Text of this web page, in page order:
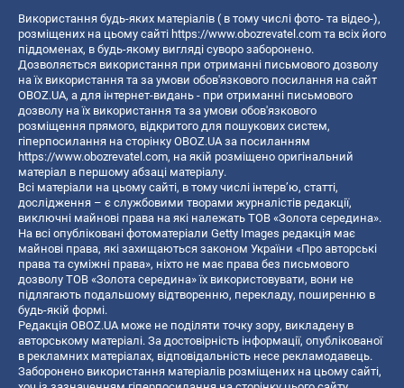
Використання будь-яких матеріалів ( в тому числі фото- та відео-),
розміщених на цьому сайті https://www.obozrevatel.com та всіх його
піддоменах, в будь-якому вигляді суворо заборонено.
Дозволяється використання при отриманні письмового дозволу
на їх використання та за умови обов'язкового посилання на сайт
OBOZ.UA, а для інтернет-видань - при отриманні письмового
дозволу на їх використання та за умови обов'язкового
розміщення прямого, відкритого для пошукових систем,
гіперпосилання на сторінку OBOZ.UA за посиланням
https://www.obozrevatel.com, на якій розміщено оригінальний
матеріал в першому абзаці матеріалу.
Всі матеріали на цьому сайті, в тому числі інтерв’ю, статті,
дослідження – є службовими творами журналістів редакції,
виключні майнові права на які належать ТОВ «Золота середина».
На всі опубліковані фотоматеріали Getty Images редакція має
майнові права, які захищаються законом України «Про авторські
права та суміжні права», ніхто не має права без письмового
дозволу ТОВ «Золота середина» їх використовувати, вони не
підлягають подальшому відтворенню, перекладу, поширенню в
будь-якій формі.
Редакція OBOZ.UA може не поділяти точку зору, викладену в
авторському матеріалі. За достовірність інформації, опублікованої
в рекламних матеріалах, відповідальність несе рекламодавець.
Заборонено використання матеріалів розміщених на цьому сайті,